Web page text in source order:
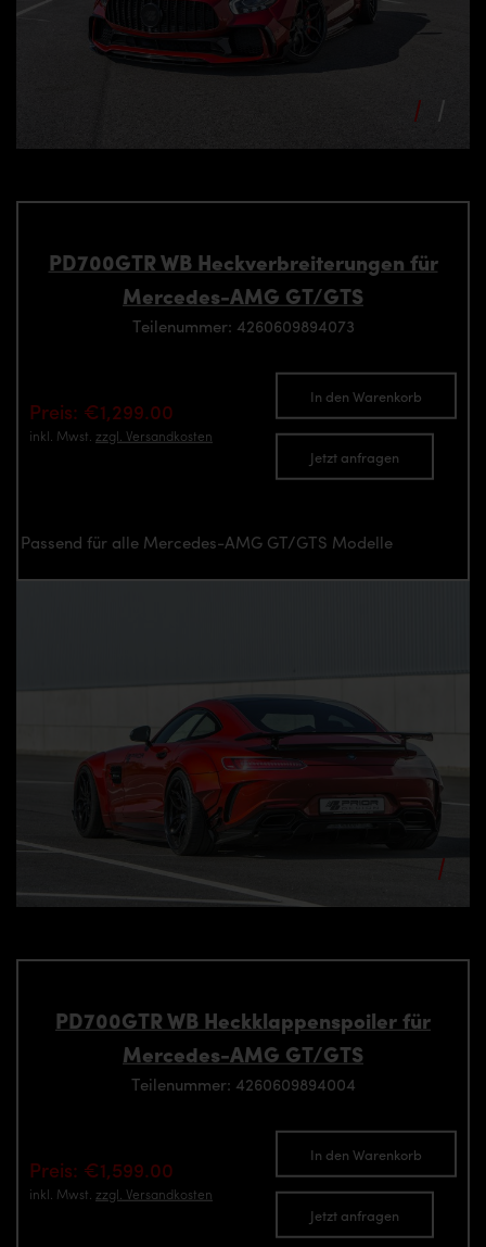
PD700GTR WB Heckverbreiterungen für
Mercedes-AMG GT/GTS
Teilenummer: 4260609894073
Preis: €1,299.00
inkl. Mwst. zzgl. Versandkosten
In den Warenkorb
Jetzt anfragen
Passend für alle Mercedes-AMG GT/GTS Modelle
PD700GTR WB Heckklappenspoiler für
Mercedes-AMG GT/GTS
Teilenummer: 4260609894004
Preis: €1,599.00
inkl. Mwst. zzgl. Versandkosten
In den Warenkorb
Jetzt anfragen